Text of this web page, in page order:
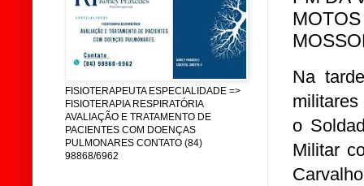
Na
militares
o
Militar
FISIOTERAPEUTA ESPECIALIDADE =>
FISIOTERAPIA RESPIRATÓRIA
AVALIAÇÃO E TRATAMENTO DE
PACIENTES COM DOENÇAS
PULMONARES CONTATO (84)
98868/6962